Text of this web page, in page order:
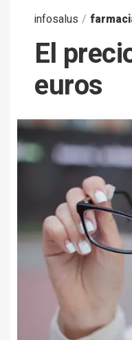
infosalus /
El
euros